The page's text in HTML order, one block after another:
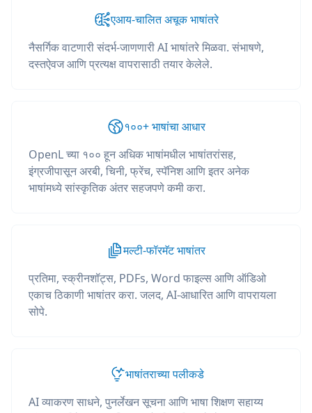
एआय-चालित अचूक भाषांतरे
नैसर्गिक वाटणारी संदर्भ-जाणणारी AI भाषांतरे मिळवा. संभाषणे,
दस्तऐवज आणि प्रत्यक्ष वापरासाठी तयार केलेले.
१००+ भाषांचा आधार
OpenL च्या १०० हून अधिक भाषांमधील भाषांतरांसह,
इंग्रजीपासून अरबी, चिनी, फ्रेंच, स्पॅनिश आणि इतर अनेक
भाषांमध्ये सांस्कृतिक अंतर सहजपणे कमी करा.
मल्टी-फॉरमॅट भाषांतर
प्रतिमा, स्क्रीनशॉट्स, PDFs, Word फाइल्स आणि ऑडिओ
एकाच ठिकाणी भाषांतर करा. जलद, AI-आधारित आणि वापरायला
सोपे.
भाषांतराच्या पलीकडे
AI व्याकरण साधने, पुनर्लेखन सूचना आणि भाषा शिक्षण सहाय्य